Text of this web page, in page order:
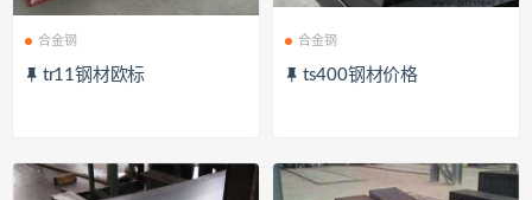
合金钢
tr11钢材欧标
合金钢
ts400钢材价格